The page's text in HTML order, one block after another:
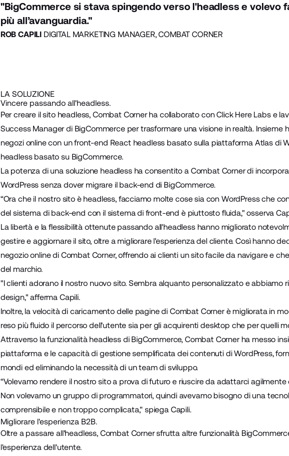
"BigCommerce si stava spingendo verso l'headless e volevo
più all’avanguardia."
ROB CAPILI DIGITAL MARKETING MANAGER, COMBAT CORNER
LA SOLUZIONE
Vincere passando all'headless.
Per creare il sito headless, Combat Corner ha collaborato conClick Here Labse
Success Manager di BigCommerceper trasformare una visione in realtà. Insieme
negozi online con un front-end Reactheadless basato sulla piattaforma Atlas di
headless basato su BigCommerce.
La potenza di una soluzione headless ha consentito a Combat Corner di
WordPress senza dover migrare il back-end di BigCommerce.
“Ora che il nostro sito è headless, facciamo molte cose sia con WordPress che
del sistema di back-end con il sistema di front-end è piuttosto fluida," osserva
La libertà e la flessibilità ottenute passando all'headless hanno migliorato
gestire e aggiornare il sito, oltre a migliorare l'esperienza del cliente. Così hanno
negozio online di Combat Corner, offrendo ai clienti un sito facile da navigare e
del marchio.
"I clienti adorano il nostro nuovo sito. Sembra alquanto personalizzato e abbiamo
design," afferma Capili.
Inoltre, la velocità di caricamento delle pagine di Combat Corner è migliorata in
reso più fluido il percorso dell'utente sia per gli acquirenti desktop che per quelli
Attraverso la funzionalità headless di BigCommerce, Combat Corner ha messo
piattaforma e le capacità di gestione semplificata dei contenuti di WordPress,
mondi ed eliminando la necessità di un team di sviluppo.
“Volevamo rendere il nostro sito a prova di futuro e riuscire da adattarci agilmente
Non volevamo un gruppo di programmatori, quindi avevamo bisogno di una
comprensibile e non troppo complicata," spiega Capili.
Migliorare l'esperienza B2B.
Oltre a passare all'headless, Combat Corner sfrutta altre funzionalità
l'esperienza dell'utente.